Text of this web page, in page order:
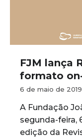
FJM lança
formato
6 de maio de 2019
A Fundação
segunda-feira,
edição da